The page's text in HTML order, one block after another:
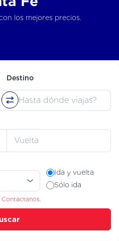
los mejores precios.
Destino
Ida y vuelta
Sólo ida
Contactanos.